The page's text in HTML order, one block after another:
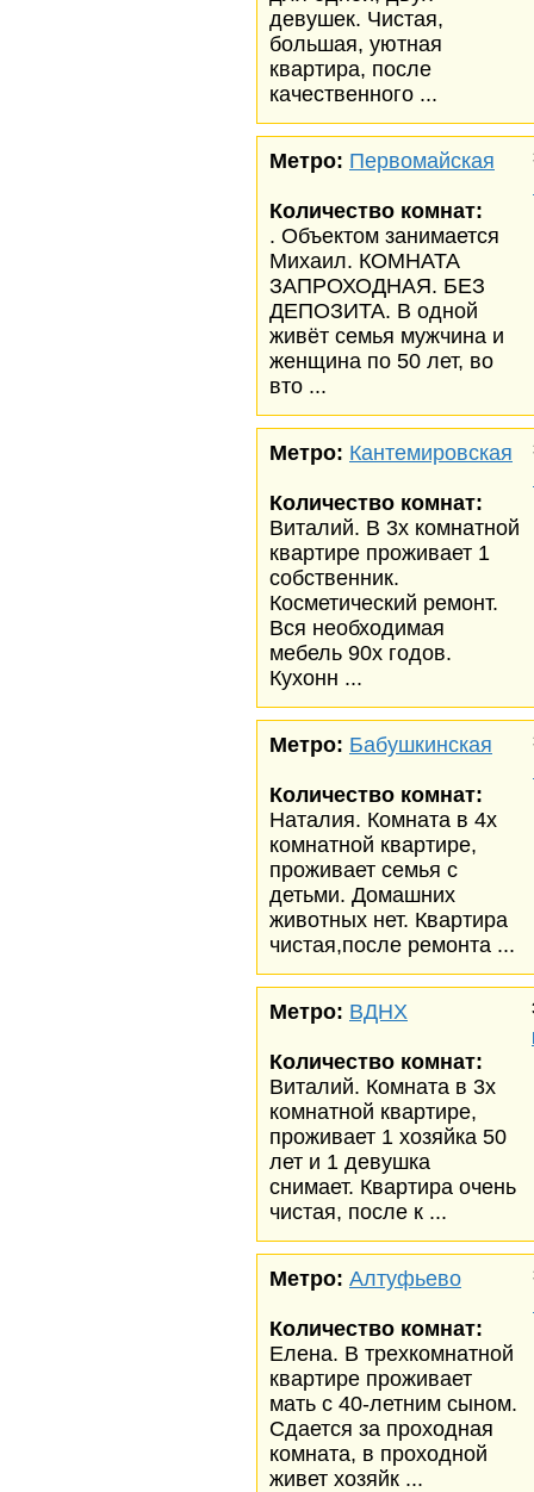
девушек. Чистая,
большая, уютная
квартира, после
качественного ...
Метро: Первомайская
Количество комнат:
. Объектом занимается
Михаил. КОМНАТА
ЗАПРОХОДНАЯ. БЕЗ
ДЕПОЗИТА. В одной
живёт семья мужчина и
женщина по 50 лет, во
вто ...
Метро: Кантемировская
Количество комнат:
Виталий. В 3х комнатной
квартире проживает 1
собственник.
Косметический ремонт.
Вся необходимая
мебель 90х годов.
Кухонн ...
Метро: Бабушкинская
Количество комнат:
Наталия. Комната в 4х
комнатной квартире,
проживает семья с
детьми. Домашних
животных нет. Квартира
чистая,после ремонта ...
Метро: ВДНХ
Количество комнат:
Виталий. Комната в 3х
комнатной квартире,
проживает 1 хозяйка 50
лет и 1 девушка
снимает. Квартира очень
чистая, после к ...
Метро: Алтуфьево
Количество комнат:
Елена. В трехкомнатной
квартире проживает
мать с 40-летним сыном.
Сдается за проходная
комната, в проходной
живет хозяйк ...